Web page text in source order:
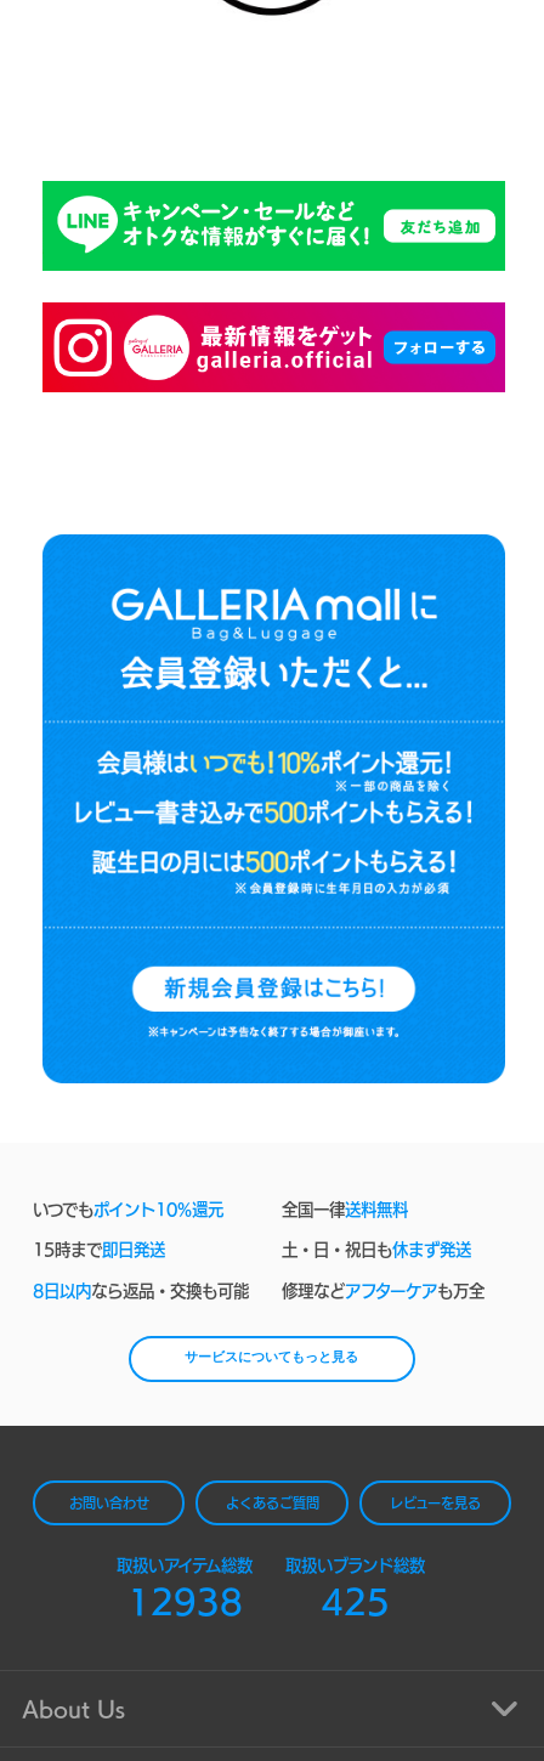
いつでもポイント10%還元 全国一律送料無料
15時まで即日発送 土・日・祝日も休まず発送
8日以内なら返品・交換も可能 修理などアフターケアも万全
サービスについてもっと見る
お問い合わせ よくあるご質問 レビューを見る
取扱いアイテム総数
12938
取扱いブランド総数
425
About Us